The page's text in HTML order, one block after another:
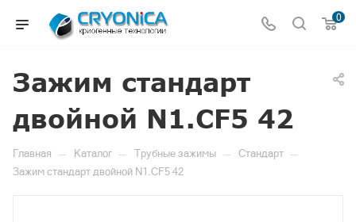
0
Зажим стандарт
двойной N1.CF5 42
Главная — Каталог — Трубные зажимы — Стандарт —
Зажим стандарт двойной N1.CF5 42